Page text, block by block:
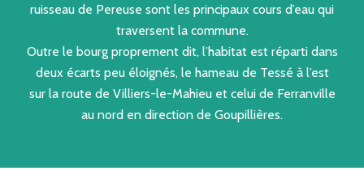
ruisseau de Pereuse sont les principaux cours d’eau qui
traversent la commune.
Outre le bourg proprement dit, l’habitat est réparti dans
deux écarts peu éloignés, le hameau de Tessé à l’est
sur la route de Villiers-le-Mahieu et celui de Ferranville
au nord en direction de Goupillières.